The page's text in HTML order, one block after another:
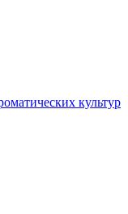
культур